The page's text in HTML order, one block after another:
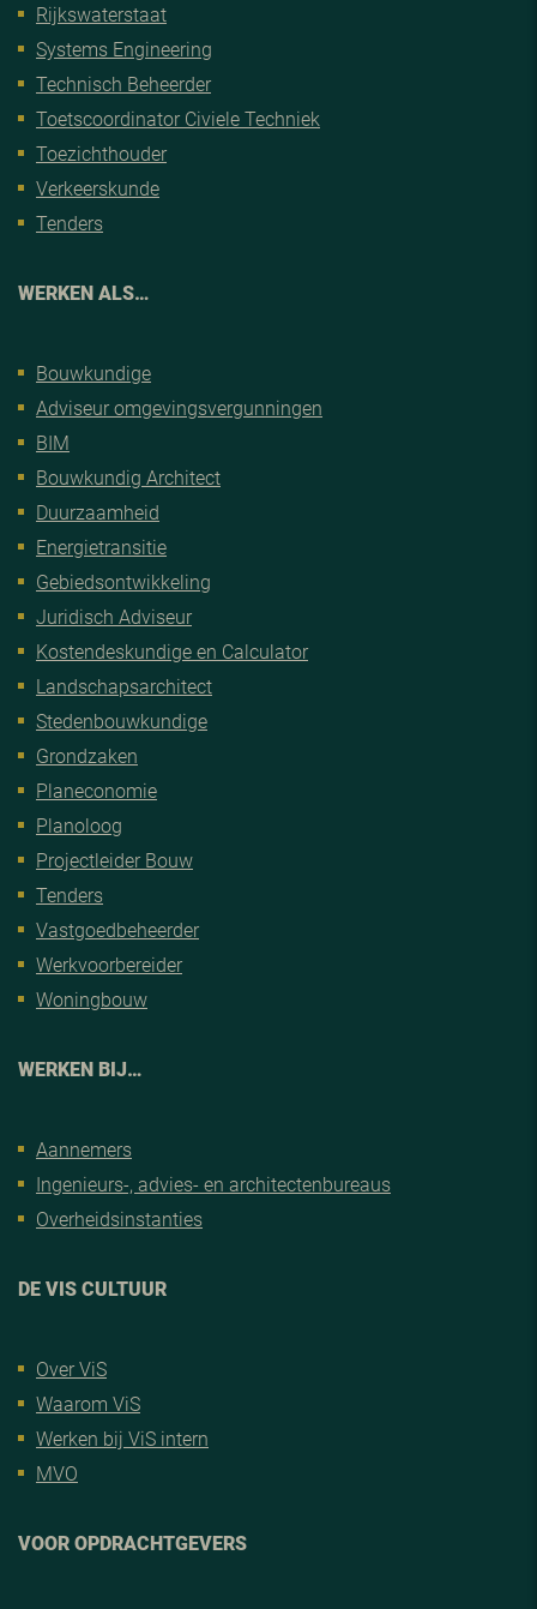
Rijkswaterstaat
Systems Engineering
Technisch Beheerder
Toetscoordinator Civiele Techniek
Toezichthouder
Verkeerskunde
Tenders
WERKEN ALS…
Bouwkundige
Adviseur omgevingsvergunningen
BIM
Bouwkundig Architect
Duurzaamheid
Energietransitie
Gebiedsontwikkeling
Juridisch Adviseur
Kostendeskundige en Calculator
Landschapsarchitect
Stedenbouwkundige
Grondzaken
Planeconomie
Planoloog
Projectleider Bouw
Tenders
Vastgoedbeheerder
Werkvoorbereider
Woningbouw
WERKEN BIJ…
Aannemers
Ingenieurs-, advies- en architectenbureaus
Overheidsinstanties
DE VIS CULTUUR
Over ViS
Waarom ViS
Werken bij ViS intern
MVO
VOOR OPDRACHTGEVERS